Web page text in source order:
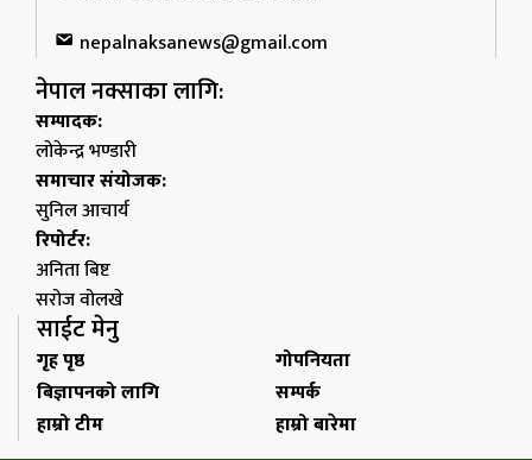
nepalnaksanews@gmail.com
नेपाल नक्साका लागि:
सम्पादक:
लोकेन्द्र भण्डारी
समाचार संयोजक:
सुनिल आचार्य
रिपोर्टर:
अनिता बिष्ट
सरोज वोलखे
साईट मेनु
गृह पृष्ठ
गोपनियता
बिज्ञापनको लागि
सम्पर्क
हाम्रो टीम
हाम्रो बारेमा